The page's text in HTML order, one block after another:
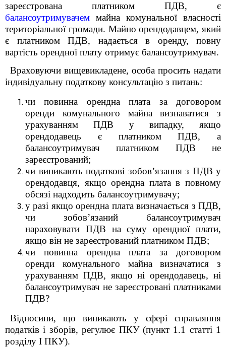
зареєстрована платником ПДВ, є
балансоутримувачем майна комунальної власності
територіальної громади. Майно орендодавцем, який
є платником ПДВ, надається в оренду, повну
вартість орендної плату отримує балансоутримувач.
Враховуючи вищевикладене, особа просить надати
індивідуальну податкову консультацію з питань:
чи повинна орендна плата за договором
оренди комунального майна визнаватися з
урахуванням ПДВ у випадку, якщо
орендодавець є платником ПДВ, а
балансоутримувач платником ПДВ не
зареєстрований;
чи виникають податкові зобов’язання з ПДВ у
орендодавця, якщо орендна плата в повному
обсязі надходить балансоутримувачу;
у разі якщо орендна плата визначається з ПДВ,
чи зобов’язаний балансоутримувач
нараховувати ПДВ на суму орендної плати,
якщо він не зареєстрований платником ПДВ;
чи повинна орендна плата за договором
оренди комунального майна визначатися з
урахуванням ПДВ, якщо ні орендодавець, ні
балансоутримувач не зареєстровані платниками
ПДВ?
Відносини, що виникають у сфері справляння
податків і зборів, регулює ПКУ (пункт 1.1 статті 1
розділу І ПКУ).